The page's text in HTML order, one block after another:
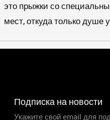
это прыжки со
мест, откуда только душе
Подписка на новости
Укажите свой email для